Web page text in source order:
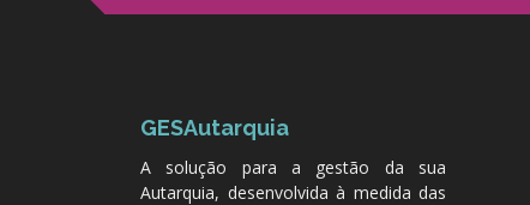
GESAutarquia
A solução para a gestão da sua
Autarquia, desenvolvida à medida das